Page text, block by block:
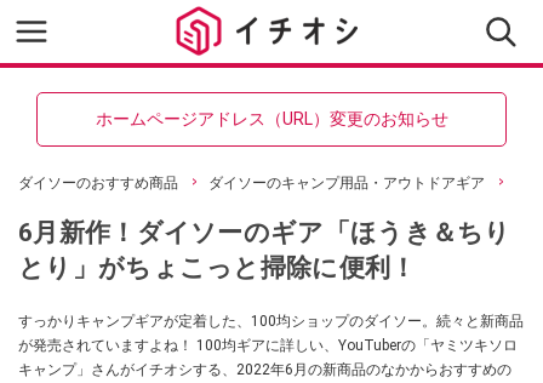
ホームページアドレス（URL）変更のお知らせ
ダイソーのおすすめ商品 ダイソーのキャンプ用品・アウトドアギア
6月新作！ダイソーのギア「ほうき＆ちり
とり」がちょこっと掃除に便利！
すっかりキャンプギアが定着した、100均ショップのダイソー。続々と新商品
が発売されていますよね！ 100均ギアに詳しい、YouTuberの「ヤミツキソロ
キャンプ」さんがイチオシする、2022年6月の新商品のなかからおすすめの